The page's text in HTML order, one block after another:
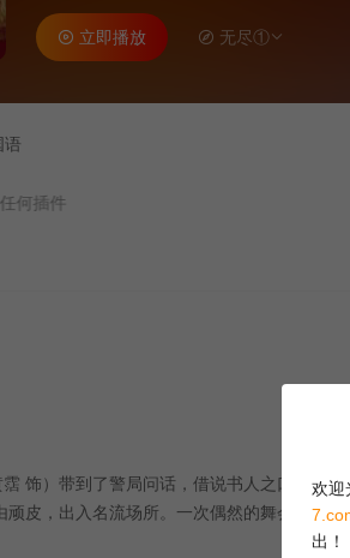
的家中，他已被学校除名。当时太
赏识，到后来成为御用编剧一鸣
写剧本慰劳前线战士，因看不过同
中，得知了自己家道中落的败局
立即播放 无尽①
语
饰）带到了警局问话，借说书人之口讲述
皮，出入名流场所。一次偶然的舞会，他
海，竟落得穷困潦倒。 2年后，回到了广
欢迎
出！